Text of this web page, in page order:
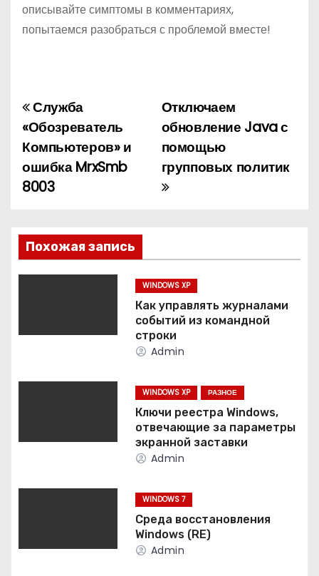
описывайте симптомы в комментариях,
попытаемся разобраться с проблемой вместе!
Н
а
в
г
а
п
з
Отключаем
обновление Java с
помощью
групповых политик
Служба
«Обозреватель
Компьютеров» и
ошибка MrxSmb
8003
Похожая запись
WINDOWS XP
Как управлять журналами
событий из командной
строки
Admin
WINDOWS XP РАЗНОЕ
Ключи реестра Windows,
отвечающие за параметры
экранной заставки
Admin
WINDOWS 7
Среда восстановления
Windows (RE)
Admin